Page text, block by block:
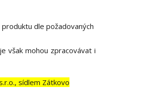
dle požadovaných
však mohou zpracovávat i
sídlem Zátkovo